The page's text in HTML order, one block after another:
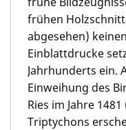
frühen
abgesehen)
Einblattdrucke
Jahrhunderts ein.
Einweihung des
Ries im Jahre
Triptychons